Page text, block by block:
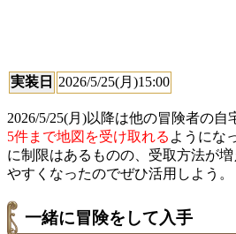
実装日 2026/5/25(月)15:00
2026/5/25(月)以降は他の冒険者の
5件まで地図を受け取れる ようにな
に制限はあるものの、受取方法が
やすくなったのでぜひ活用しよう。
一緒に冒険をして入手